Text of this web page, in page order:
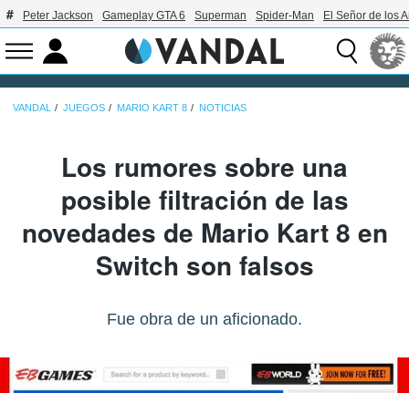
Peter Jackson Gameplay GTA 6 Superman Spider-Man El Señor de los
VANDAL JUEGOS MARIO KART 8 NOTICIAS
Los rumores sobre una
posible filtración de las
novedades de Mario Kart 8 en
Switch son falsos
Fue obra de un aficionado.